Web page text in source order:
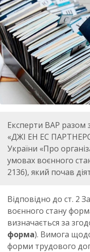
Експерти ВАР разом
«ДЖІ ЕН ЕС
України «Про
умовах воєнного
2136), який почав
Відповідно до ст. 2
воєнного стану
визначається за
форма). Вимога
форми трудового